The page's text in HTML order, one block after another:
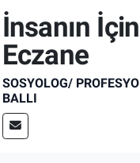
İnsanın
Eczane
SOSYOLOG/
BALLI
Yoğunluk
Puan Durumu ve